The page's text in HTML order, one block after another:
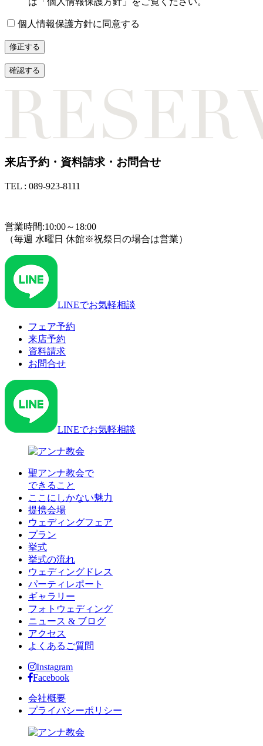
個人情報保護方針に同意する
来店予約・資料請求・お問合せ
TEL : 089-923-8111
営業時間:10:00～18:00
（毎週 水曜日 休館※祝祭日の場合は営業）
LINEでお気軽相談
フェア予約
来店予約
資料請求
お問合せ
LINEでお気軽相談
聖アンナ教会で
できること
ここにしかない魅力
提携会場
ウェディングフェア
プラン
挙式
挙式の流れ
ウェディングドレス
パーティレポート
ギャラリー
フォトウェディング
ニュース & ブログ
アクセス
よくあるご質問
Instagram
Facebook
会社概要
プライバシーポリシー